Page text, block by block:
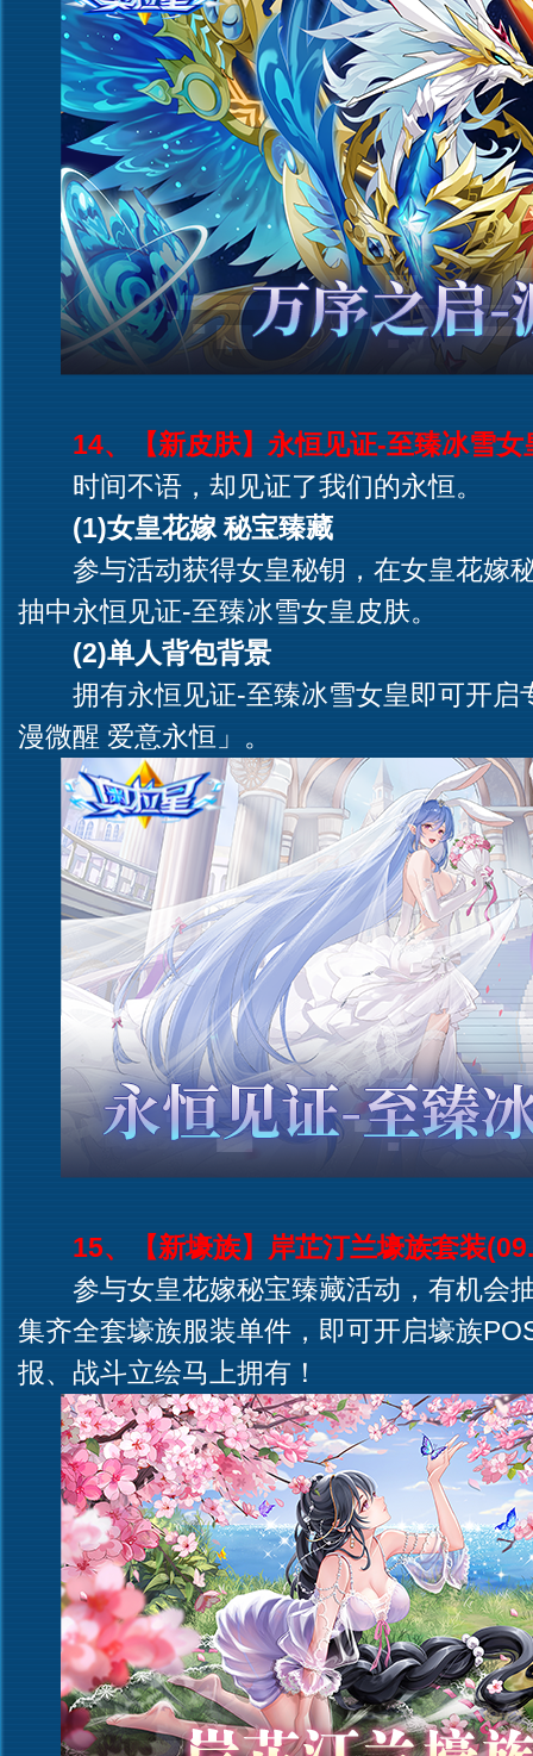
14、【新皮肤】永恒见证-至臻冰雪女
时间不语，却见证了我们的永恒。
(1)女皇花嫁 秘宝臻藏
参与活动获得女皇秘钥，在女皇花嫁
抽中永恒见证-至臻冰雪女皇皮肤。
(2)单人背包背景
拥有永恒见证-至臻冰雪女皇即可开
漫微醒 爱意永恒」。
15、【新壕族】岸芷汀兰壕族套装
参与女皇花嫁秘宝臻藏活动，有机会
集齐全套壕族服装单件，即可开启壕族
报、战斗立绘马上拥有！